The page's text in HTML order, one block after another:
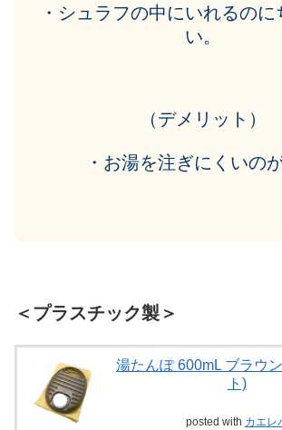
・シュラフの中にいれるのに
い。
（デメリット）
・お湯を注ぎにくいの
＜プラスチック製＞
湯たんぽ 600mL ブラウ
ト)
posted with カエレ